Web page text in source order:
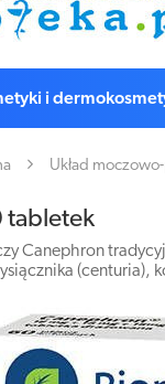
i
Układ moczowo-
tabletek
Canephron
(centuria),